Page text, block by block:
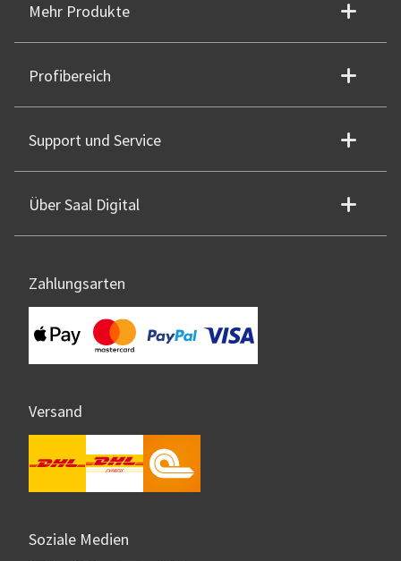
Mehr Produkte
Profibereich
Support und Service
Über Saal Digital
Zahlungsarten
Versand
Soziale Medien